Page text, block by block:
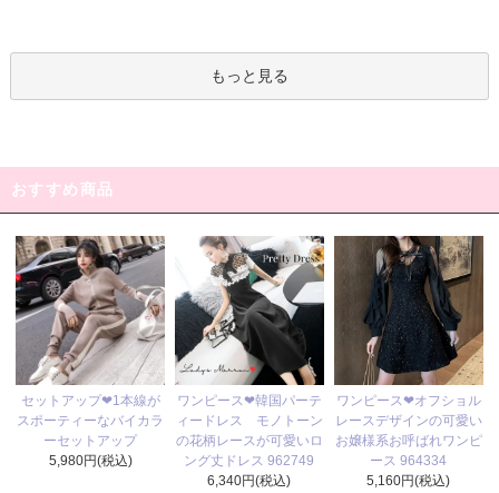
もっと見る
おすすめ商品
セットアップ❤1本線が
スポーティーなバイカラ
ーセットアップ
5,980円(税込)
ワンピース❤韓国パーテ
ィードレス モノトーン
の花柄レースが可愛いロ
ング丈ドレス 962749
6,340円(税込)
ワンピース❤オフショル
レースデザインの可愛い
お嬢様系お呼ばれワンピ
ース 964334
5,160円(税込)